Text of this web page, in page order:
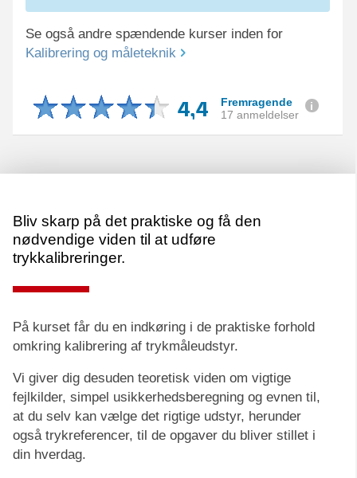
Se også andre spændende kurser inden for
Kalibrering og måleteknik
4,4
Fremragende
17 anmeldelser
Bliv skarp på det praktiske og få den
nødvendige viden til at udføre
trykkalibreringer.
På kurset får du en indkøring i de praktiske forhold
omkring kalibrering af trykmåleudstyr.
Vi giver dig desuden teoretisk viden om vigtige
fejlkilder, simpel usikkerhedsberegning og evnen til,
at du selv kan vælge det rigtige udstyr, herunder
også trykreferencer, til de opgaver du bliver stillet i
din hverdag.